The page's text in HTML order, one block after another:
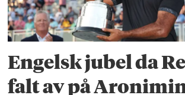
Engelsk jubel da
falt av på